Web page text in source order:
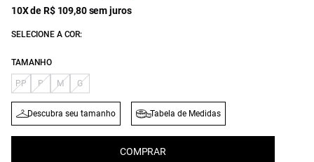
10X de R$ 109,80 sem juros
SELECIONE A COR:
TAMANHO
PP P M G
Descubra seu tamanho Tabela de Medidas
COMPRAR